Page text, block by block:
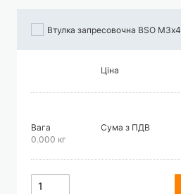
Втулка запресовочна BSO М3х4
Ціна
Вага
0.000 кг
Сума з ПДВ